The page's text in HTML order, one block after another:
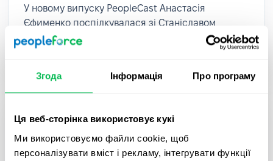
Згода Інформація Про програму
Ця веб-сторінка використовує кукі
Ми використовуємо файли cookie, щоб
персоналізувати вміст і рекламу, інтегрувати функції
У новому випуску PeopleCast Анастасія
Єфименко поспілкувалася зі Станіславом
Омельченком, HR-консультант з управління
талантами та корпоративною культурою.